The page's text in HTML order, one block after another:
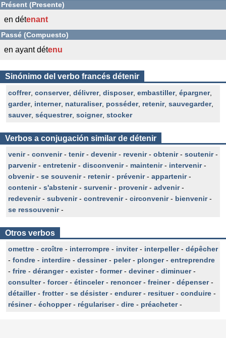
Présent (Presente)
en détenant
Passé (Compuesto)
en ayant détenu
Sinónimo del verbo francés détenir
coffrer, conserver, délivrer, disposer, embastiller, épargner,
garder, interner, naturaliser, posséder, retenir, sauvegarder,
sauver, séquestrer, soigner, stocker
Verbos a conjugación similar de détenir
venir- convenir- tenir- devenir- revenir- obtenir- soutenir-
parvenir- entretenir- disconvenir- maintenir- intervenir-
obvenir- se souvenir- retenir- prévenir- appartenir-
contenir- s'abstenir- survenir- provenir- advenir-
redevenir- subvenir- contrevenir- circonvenir- bienvenir-
se ressouvenir-
Otros verbos
omettre - croître - interrompre - inviter- interpeller- dépêcher
- fondre - interdire - dessiner- peler- plonger- entreprendre
- frire - déranger- exister- former- deviner- diminuer-
consulter- forcer- étinceler- renoncer- freiner- dépenser-
détailler- frotter- se désister- endurer- resituer- conduire -
résiner- échopper- régulariser- dire - préacheter-